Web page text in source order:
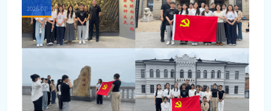
注入了坚实的海大力量。...
2026-07